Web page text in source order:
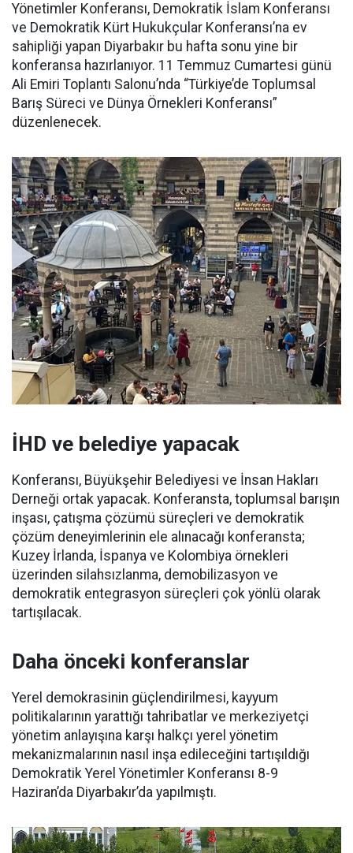
Yönetimler Konferansı, Demokratik İslam Konferansı
ve Demokratik Kürt Hukukçular Konferansı’na ev
sahipliği yapan Diyarbakır bu hafta sonu yine bir
konferansa hazırlanıyor. 11 Temmuz Cumartesi günü
Ali Emiri Toplantı Salonu’nda “Türkiye’de Toplumsal
Barış Süreci ve Dünya Örnekleri Konferansı”
düzenlenecek.
İHD ve belediye yapacak
Konferansı, Büyükşehir Belediyesi ve İnsan Hakları
Derneği ortak yapacak. Konferansta, toplumsal barışın
inşası, çatışma çözümü süreçleri ve demokratik
çözüm deneyimlerinin ele alınacağı konferansta;
Kuzey İrlanda, İspanya ve Kolombiya örnekleri
üzerinden silahsızlanma, demobilizasyon ve
demokratik entegrasyon süreçleri çok yönlü olarak
tartışılacak.
Daha önceki konferanslar
Yerel demokrasinin güçlendirilmesi, kayyum
politikalarının yarattığı tahribatlar ve merkeziyetçi
yönetim anlayışına karşı halkçı yerel yönetim
mekanizmalarının nasıl inşa edileceğini tartışıldığı
Demokratik Yerel Yönetimler Konferansı 8-9
Haziran’da Diyarbakır’da yapılmıştı.